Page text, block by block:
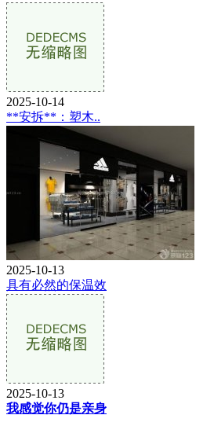
2025-10-14
**安拆**：塑木..
2025-10-13
具有必然的保温效
2025-10-13
我感觉你仍是亲身